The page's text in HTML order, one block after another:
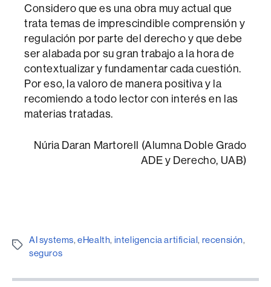
Considero que es una obra muy actual que
trata temas de imprescindible comprensión y
regulación por parte del derecho y que debe
ser alabada por su gran trabajo a la hora de
contextualizar y fundamentar cada cuestión.
Por eso, la valoro de manera positiva y la
recomiendo a todo lector con interés en las
materias tratadas.
Núria Daran Martorell (Alumna Doble Grado
ADE y Derecho, UAB)
Etiquetes
AI systems,eHealth, inteligencia artificial, recensión,
seguros